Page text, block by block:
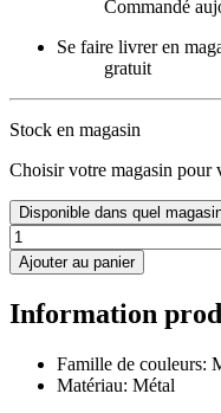
Commandé
Se faire livrer en
gratuit
Stock en magasin
Choisir votre magasin pour
Disponible dans quel
Ajouter au panier
Information
Famille de couleurs:
Matériau: Métal